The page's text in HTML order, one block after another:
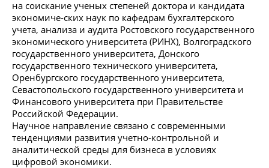
на соискание ученых степеней доктора и кандидата
экономиче-ских наук по кафедрам бухгалтерского
учета, анализа и аудита Ростовского государственного
экономического университета (РИНХ), Волгоградского
государственного университета, Донского
государственного технического университета,
Оренбургского государственного университета,
Севастопольского государственного университета и
Финансового университета при Правительстве
Российской Федерации.
Научное направление связано с современными
тенденциями развития учетно-контрольной и
аналитической среды для бизнеса в условиях
цифровой экономики.